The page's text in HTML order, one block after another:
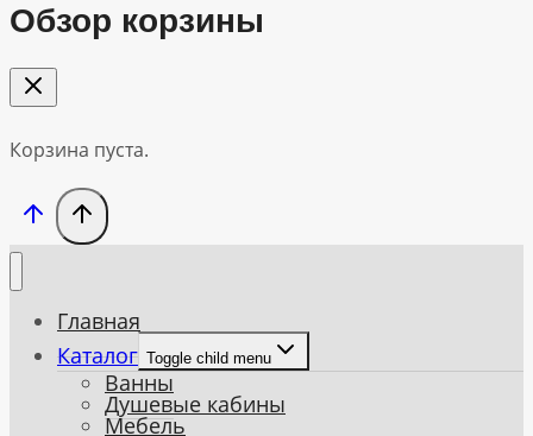
Обзор корзины
Корзина пуста.
Главная
Каталог Toggle child menu
Ванны
Душевые кабины
Мебель